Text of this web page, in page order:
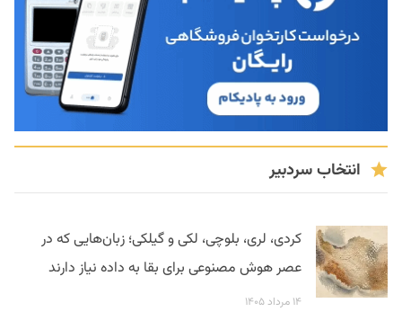
انتخاب سردبیر
کردی، لری، بلوچی، لکی و گیلکی؛ زبان‌هایی که در
عصر هوش مصنوعی برای بقا به داده نیاز دارند
۱۴ مرداد ۱۴۰۵